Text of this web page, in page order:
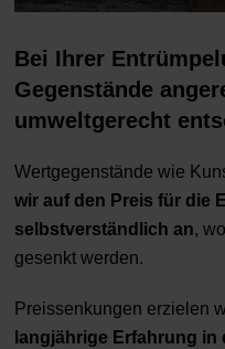
Bei Ihrer
Gegenstände
umweltgerecht
Wertgegenstände wie
wir auf den Preis für die
selbstverständlich an,
gesenkt werden.
Preissenkungen erzielen
langjährige Erfahrung in